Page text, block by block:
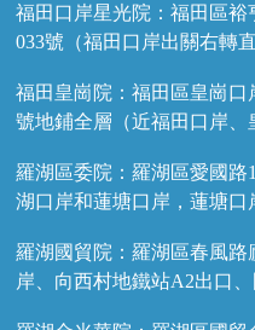
福田口岸星光院：福田區
033號（福田口岸出關右轉
福田皇崗院：福田區皇崗
號地鋪全層（近福田口岸、
羅湖區委院：羅湖區愛國路
湖口岸和蓮塘口岸，蓮塘口
羅湖國貿院：羅湖區春風路
岸、向西村地鐵站A2出口、